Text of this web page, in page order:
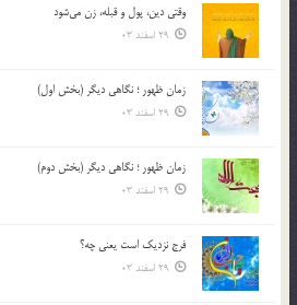
وقتی دین، پول و قبله، زن می‌شود
29 اسفند 03
زمان ظهور ؛ نگاهی دیگر (بخش اول)
29 اسفند 03
زمان ظهور ؛ نگاهی دیگر (بخش دوم)
29 اسفند 03
فرج نزدیک است یعنی چه؟
29 اسفند 03